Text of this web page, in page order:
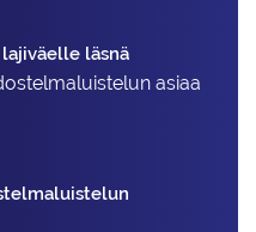
läsnä
asiaa